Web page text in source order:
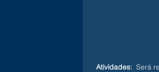
Atividades: Será